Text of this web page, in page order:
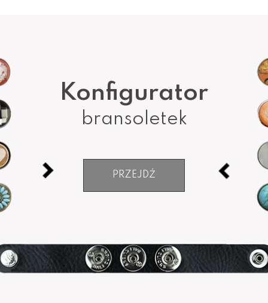
Konfigurator
bransoletek
PRZEJDŹ